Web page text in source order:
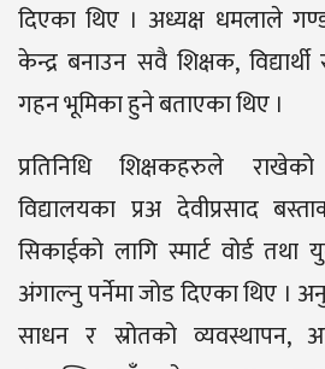
दिएका थिए । अध्यक्ष धमलाले
केन्द्र बनाउन सवै शिक्षक,
गहन भूमिका हुने बताएका थिए ।
प्रतिनिधि शिक्षकहरुले राखेको
विद्यालयका प्रअ देवीप्रसाद
सिकाईको लागि स्मार्ट वोर्ड
अंगाल्नु पर्नेमा जोड दिएका थिए ।
साधन र स्रोतको व्यवस्थापन,